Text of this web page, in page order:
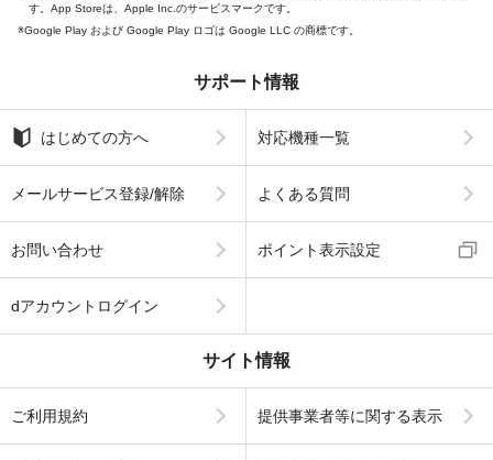
す。App Storeは、Apple Inc.のサービスマークです。
Google Play および Google Play ロゴは Google LLC の商標です。
サポート情報
はじめての方へ 対応機種一覧
メールサービス登録/解除 よくある質問
お問い合わせ ポイント表示設定
dアカウントログイン
サイト情報
ご利用規約 提供事業者等に関する表示